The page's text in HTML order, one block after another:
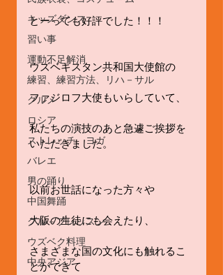
キッズダンス
習い事
運動不足解消
練習、練習方法、リハ－サル
グルメ
ロシア
ストレッチ、ヨガ
バレエ
男の踊り
中国舞踊
グル－プレッスン
ウズベク料理
中央アジア
とーっても好評でした！！！
ウズベキスタン共和国大使館の
ファジロフ大使もいらしていて、
私たちの演技のあと急遽ご挨拶を
いただきました。
以前お世話になった方々や
大阪の生徒にも会えたり、
さまざまな国の文化にも触れるこ
とができて